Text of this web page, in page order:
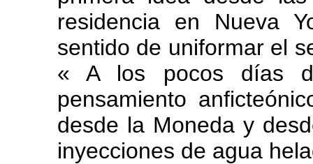
residencia en Nueva
sentido de uniformar el
« A los pocos días
pensamiento
desde la Moneda y
inyecciones de agua